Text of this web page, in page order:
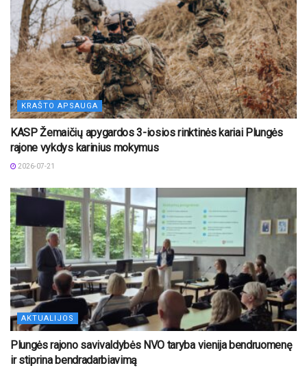
KRAŠTO APSAUGA
KASP Žemaičių apygardos 3-iosios rinktinės kariai Plungės
rajone vykdys karinius mokymus
2026-07-21
AKTUALIJOS
Plungės rajono savivaldybės NVO taryba vienija bendruomenę
ir stiprina bendradarbiavimą